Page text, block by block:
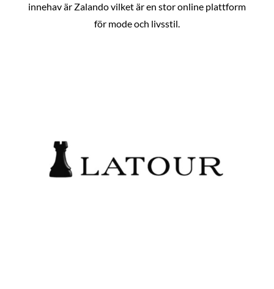
innehav är Zalando vilket är en stor online plattform
för mode och livsstil.